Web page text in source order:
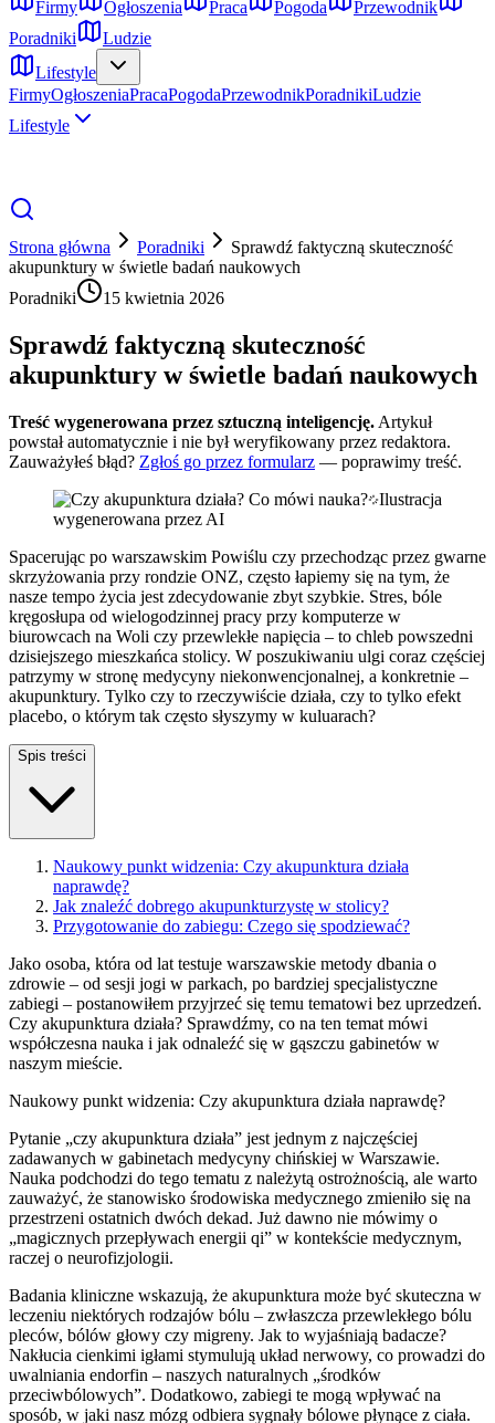
Firmy Ogłoszenia Praca Pogoda
Przewodnik
Poradniki
Ludzie
Lifestyle
FirmyOgłoszeniaPracaPogodaPrzewodnikPoradnikiLudzie
Lifestyle
Strona główna Poradniki
Sprawdź faktyczną skuteczność
akupunktury w świetle badań naukowych
Poradniki
15 kwietnia 2026
Sprawdź faktyczną skuteczność
akupunktury w świetle badań naukowych
Treść wygenerowana przez sztuczną inteligencję. Artykuł
powstał automatycznie i nie był weryfikowany przez redaktora.
Zauważyłeś błąd? Zgłoś go przez formularz — poprawimy treść.
Ilustracja
wygenerowana przez AI
Spacerując po warszawskim Powiślu czy przechodząc przez gwarne
skrzyżowania przy rondzie ONZ, często łapiemy się na tym, że
nasze tempo życia jest zdecydowanie zbyt szybkie. Stres, bóle
kręgosłupa od wielogodzinnej pracy przy komputerze w
biurowcach na Woli czy przewlekłe napięcia – to chleb powszedni
dzisiejszego mieszkańca stolicy. W poszukiwaniu ulgi coraz częściej
patrzymy w stronę medycyny niekonwencjonalnej, a konkretnie –
akupunktury. Tylko czy to rzeczywiście działa, czy to tylko efekt
placebo, o którym tak często słyszymy w kuluarach?
Spis treści
Naukowy punkt widzenia: Czy akupunktura działa
naprawdę?
Jak znaleźć dobrego akupunkturzystę w stolicy?
Przygotowanie do zabiegu: Czego się spodziewać?
Jako osoba, która od lat testuje warszawskie metody dbania o
zdrowie – od sesji jogi w parkach, po bardziej specjalistyczne
zabiegi – postanowiłem przyjrzeć się temu tematowi bez uprzedzeń.
Czy akupunktura działa? Sprawdźmy, co na ten temat mówi
współczesna nauka i jak odnaleźć się w gąszczu gabinetów w
naszym mieście.
Naukowy punkt widzenia: Czy akupunktura działa naprawdę?
Pytanie „czy akupunktura działa” jest jednym z najczęściej
zadawanych w gabinetach medycyny chińskiej w Warszawie.
Nauka podchodzi do tego tematu z należytą ostrożnością, ale warto
zauważyć, że stanowisko środowiska medycznego zmieniło się na
przestrzeni ostatnich dwóch dekad. Już dawno nie mówimy o
„magicznych przepływach energii qi” w kontekście medycznym,
raczej o neurofizjologii.
Badania kliniczne wskazują, że akupunktura może być skuteczna w
leczeniu niektórych rodzajów bólu – zwłaszcza przewlekłego bólu
pleców, bólów głowy czy migreny. Jak to wyjaśniają badacze?
Nakłucia cienkimi igłami stymulują układ nerwowy, co prowadzi do
uwalniania endorfin – naszych naturalnych „środków
przeciwbólowych”. Dodatkowo, zabiegi te mogą wpływać na
sposób, w jaki nasz mózg odbiera sygnały bólowe płynące z ciała.